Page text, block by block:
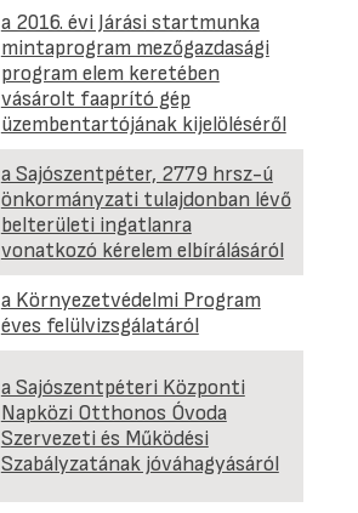
a 2016. évi Járási startmunka
mintaprogram mezőgazdasági
program elem keretében
vásárolt faaprító gép
üzembentartójának kijelöléséről
a Sajószentpéter, 2779 hrsz-ú
önkormányzati tulajdonban lévő
belterületi ingatlanra
vonatkozó kérelem elbírálásáról
a Környezetvédelmi Program
éves felülvizsgálatáról
a Sajószentpéteri Központi
Napközi Otthonos Óvoda
Szervezeti és Működési
Szabályzatának jóváhagyásáról